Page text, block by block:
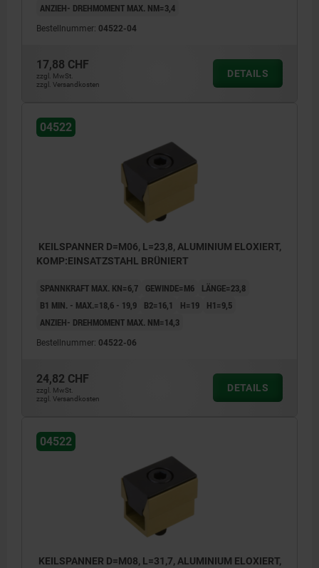
Im gespannten Zustand sollte das in der
Tabelle angegebene Maß B1 max. erreicht
ANZIEH- DREHMOMENT MAX. NM=3,4
Bestellnummer: 04522-04
17,88 CHF
zzgl. MwSt.
zzgl. Versandkosten
DETAILS
04522
KEILSPANNER D=M06, L=23,8, ALUMINIUM ELOXIERT,
KOMP:EINSATZSTAHL BRÜNIERT
SPANNKRAFT MAX. KN=6,7 GEWINDE=M6
LÄNGE=23,8
B1 MIN. - MAX.=18,6 - 19,9
B2=16,1 H=19
H1=9,5
ANZIEH- DREHMOMENT MAX. NM=14,3
Bestellnummer: 04522-06
24,82 CHF
zzgl. MwSt.
zzgl. Versandkosten
DETAILS
04522
KEILSPANNER D=M08, L=31,7, ALUMINIUM ELOXIERT,